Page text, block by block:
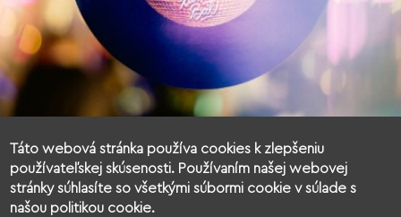
Táto webová stránka používa cookies k zlepšeniu
používateľskej skúsenosti. Používaním našej webovej
stránky súhlasíte so všetkými súbormi cookie v súlade s
našou politikou cookie.